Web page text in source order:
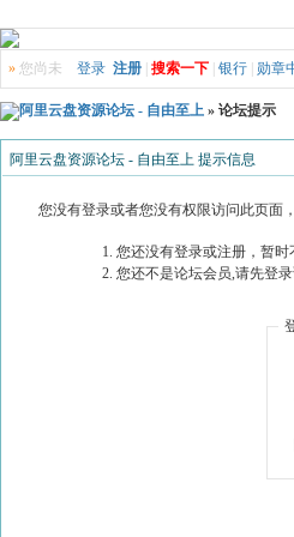
» 您尚未 登录 注册 搜索一下 银行 勋章
阿里云盘资源论坛 - 自由至上 » 论坛提示
阿里云盘资源论坛 - 自由至上 提示信息
您没有登录或者您没有权限访问此页面
您还没有登录或注册，暂
您还不是论坛会员,请先登